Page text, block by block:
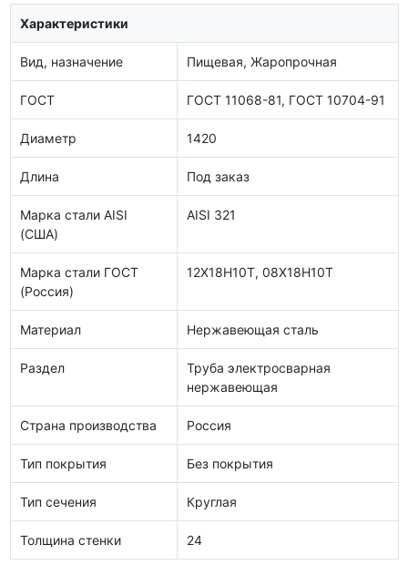
Характеристики
Вид, назначение Пищевая, Жаропрочная
ГОСТ ГОСТ 11068-81, ГОСТ 10704-91
Диаметр 1420
Длина Под заказ
Марка стали AISI
(США)
AISI 321
Марка стали ГОСТ
(Россия)
12Х18Н10Т, 08Х18Н10Т
Материал Нержавеющая сталь
Раздел
Труба электросварная
нержавеющая
Страна производства Россия
Тип покрытия Без покрытия
Тип сечения Круглая
Толщина стенки 24